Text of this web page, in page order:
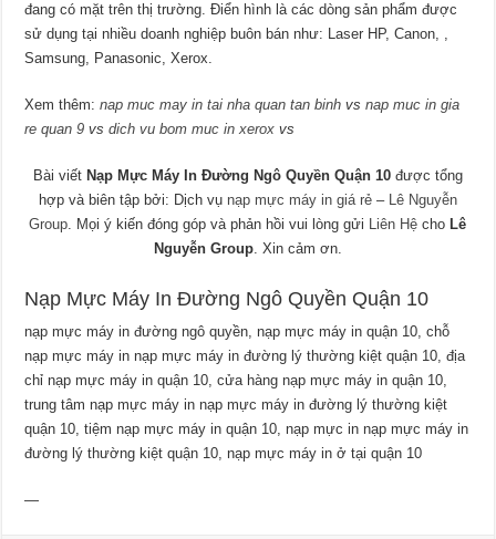
đang có mặt trên thị trường. Điển hình là các dòng sản phẩm được
sử dụng tại nhiều doanh nghiệp buôn bán như: Laser HP, Canon, ,
Samsung, Panasonic, Xerox.
Xem thêm:nap muc may in tai nha quan tan binh vsnap muc in gia
re quan 9 vsdich vu bom muc in xerox vs
Bài viết Nạp Mực Máy In Đường Ngô Quyền Quận 10được tổng
hợp và biên tập bởi: Dịch vụ nạp mực máy in giá rẻ– Lê Nguyễn
Group. Mọi ý kiến đóng góp và phản hồi vui lòng gửi Liên Hệ cho Lê
Nguyễn Group. Xin cảm ơn.
Nạp Mực Máy In Đường Ngô Quyền Quận 10
nạp mực máy in đường ngô quyền, nạp mực máy in quận 10, chỗ
nạp mực máy in nạp mực máy in đường lý thường kiệt quận 10, địa
chỉ nạp mực máy in quận 10, cửa hàng nạp mực máy in quận 10,
trung tâm nạp mực máy in nạp mực máy in đường lý thường kiệt
quận 10, tiệm nạp mực máy in quận 10, nạp mực in nạp mực máy in
đường lý thường kiệt quận 10, nạp mực máy in ở tại quận 10
—